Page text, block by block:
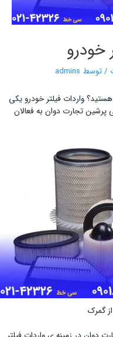
خودرو
/ توسط admins
واردات فیلتر خودرو یکی
پرشین تجارت دوان به فعالان
گمرک